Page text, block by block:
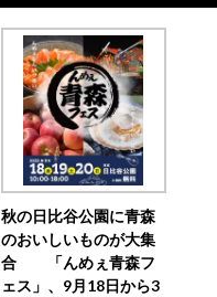
秋の日比谷公園に青森
のおいしいものが大集
合 「んめぇ青森フ
ェス」、9月18日から3